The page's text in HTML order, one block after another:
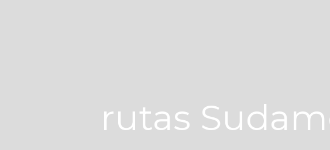
rutas